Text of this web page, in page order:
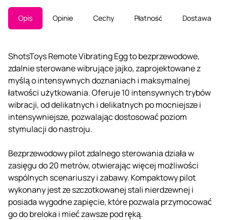
Opis Opinie Cechy Płatność Dostawa
ShotsToys Remote Vibrating Egg to bezprzewodowe,
zdalnie sterowane wibrujące jajko, zaprojektowane z
myślą o intensywnych doznaniach i maksymalnej
łatwości użytkowania. Oferuje 10 intensywnych trybów
wibracji, od delikatnych i delikatnych po mocniejsze i
intensywniejsze, pozwalając dostosować poziom
stymulacji do nastroju.
Bezprzewodowy pilot zdalnego sterowania działa w
zasięgu do 20 metrów, otwierając więcej możliwości
wspólnych scenariuszy i zabawy. Kompaktowy pilot
wykonany jest ze szczotkowanej stali nierdzewnej i
posiada wygodne zapięcie, które pozwala przymocować
go do breloka i mieć zawsze pod ręką.